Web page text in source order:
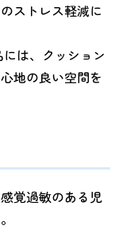
ストレス軽減に
は、クッション
地の良い空間を
覚過敏のある児